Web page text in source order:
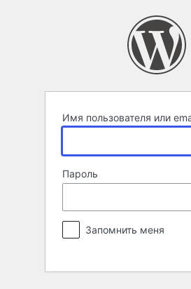
Имя пользователя или
Пароль
Запомнить меня